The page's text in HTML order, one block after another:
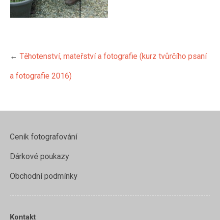
← Těhotenství, mateřství a fotografie (kurz tvůrčího psaní
a fotografie 2016)
Ceník fotografování
Dárkové poukazy
Obchodní podmínky
Kontakt